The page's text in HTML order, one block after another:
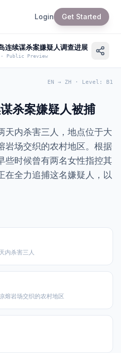
Login Get Started
连续谋杀案嫌疑人调查进展
· Public Preview
EN → ZH · Level : B1
杀案嫌疑人被捕
天内杀害三人，地点位于大
岩场交织的农村地区。根据
些时候曾有两名女性指控其
在全力追捕这名嫌疑人，以
内杀害三人
熔岩场交织的农村地区